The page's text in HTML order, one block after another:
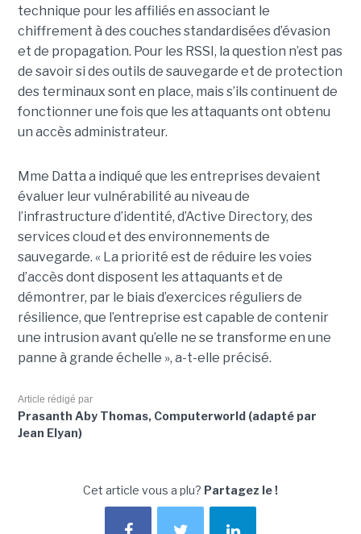
technique pour les affiliés en associant le
chiffrement à des couches standardisées d’évasion
et de propagation. Pour les RSSI, la question n’est pas
de savoir si des outils de sauvegarde et de protection
des terminaux sont en place, mais s’ils continuent de
fonctionner une fois que les attaquants ont obtenu
un accès administrateur.
Mme Datta a indiqué que les entreprises devaient
évaluer leur vulnérabilité au niveau de
l’infrastructure d’identité, d’Active Directory, des
services cloud et des environnements de
sauvegarde. « La priorité est de réduire les voies
d’accès dont disposent les attaquants et de
démontrer, par le biais d’exercices réguliers de
résilience, que l’entreprise est capable de contenir
une intrusion avant qu’elle ne se transforme en une
panne à grande échelle », a-t-elle précisé.
Article rédigé par
Prasanth Aby Thomas, Computerworld (adapté par
Jean Elyan)
Cet article vous a plu? Partagez le !